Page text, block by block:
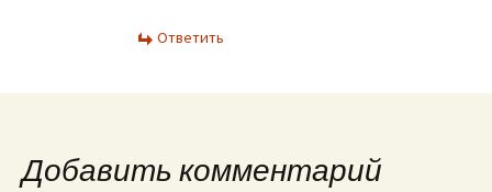
Ответить
Добавить комментарий